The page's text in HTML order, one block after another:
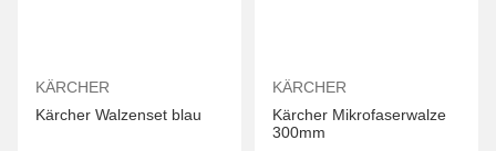
KÄRCHER
Kärcher Walzenset blau
KÄRCHER
Kärcher Mikrofaserwalze
300mm